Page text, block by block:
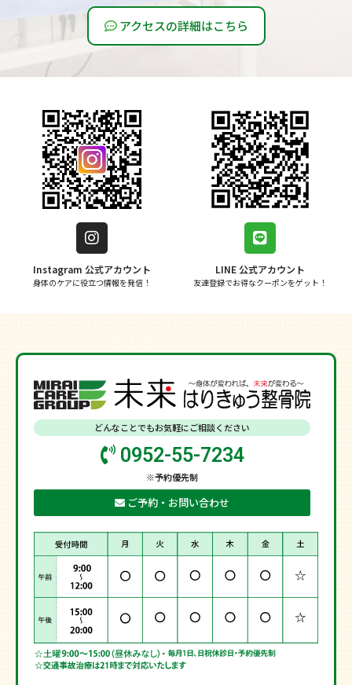
アクセスの詳細はこちら
Instagram 公式アカウント
身体のケアに役立つ情報を発信！
LINE 公式アカウント
友達登録でお得なクーポンをゲット！
どんなことでもお気軽にご相談ください
0952-55-7234
※予約優先制
ご予約・お問い合わせ